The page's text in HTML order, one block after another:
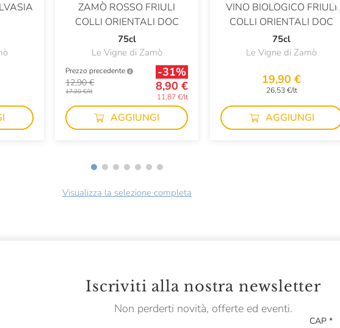
ZAMÒ ROSSO FRIULI
COLLI ORIENTALI DOC
75cl
Le Vigne di Zamò
Prezzo precedente
12,90 €
17,20 €/lt
-31%
8,90 €
11,87 €/lt
AGGIUNGI
VINO BIOLOGICO FRIULI
COLLI ORIENTALI DOC
75cl
Le Vigne di Zamò
19,90 €
26,53 €/lt
AGGIUNGI
Visualizza la selezione completa
Iscriviti alla nostra newsletter
Non perderti novità, offerte ed eventi.
CAP *